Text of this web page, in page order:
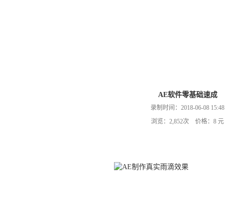
AE软件零基础速成
录制时间：2018-06-08 15:48
浏览：2,852次 价格：8 元